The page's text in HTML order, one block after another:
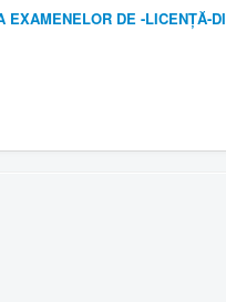
DE -LICENȚĂ-